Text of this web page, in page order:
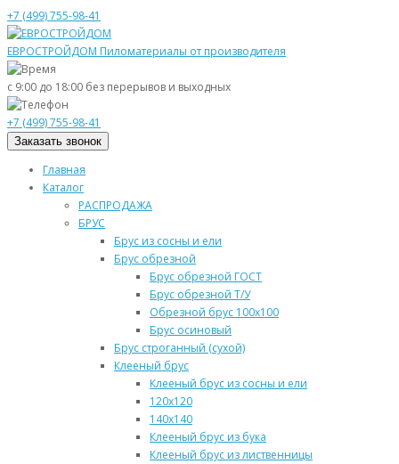
+7 (499) 755-98-41
ЕВРОСТРОЙДОМ Пиломатериалы от производителя
с 9:00 до 18:00 без перерывов и выходных
+7 (499) 755-98-41
Заказать звонок
Главная
Каталог
РАСПРОДАЖА
БРУС
Брус из сосны и ели
Брус обрезной
Брус обрезной ГОСТ
Брус обрезной Т/У
Обрезной брус 100х100
Брус осиновый
Брус строганный (сухой)
Клееный брус
Клееный брус из сосны и ели
120х120
140х140
Клееный брус из бука
Клееный брус из лиственницы